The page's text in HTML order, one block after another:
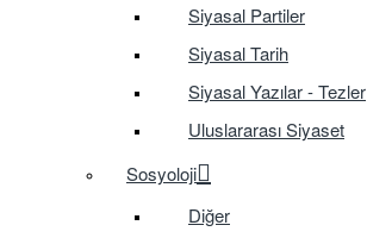
Siyasal Partiler
Siyasal Tarih
Siyasal Yazılar - Tezler
Uluslararası Siyaset
Sosyoloji
Diğer